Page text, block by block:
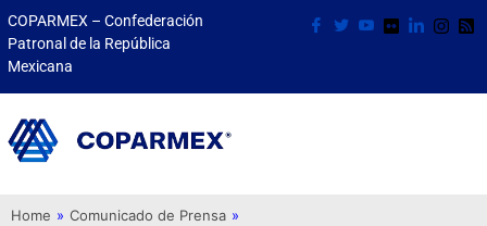
COPARMEX – Confederación
Patronal de la República
Mexicana
Home » Comunicado de Prensa »